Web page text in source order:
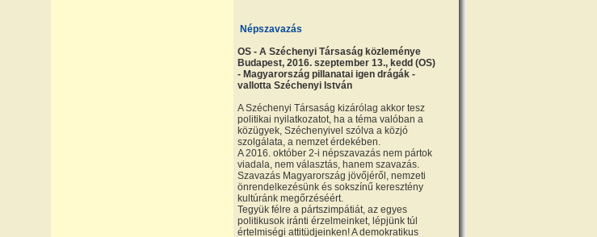
Népszavazás
OS - A Széchenyi Társaság közleménye
Budapest, 2016. szeptember 13., kedd (OS)
- Magyarország pillanatai igen drágák -
vallotta Széchenyi István
A Széchenyi Társaság kizárólag akkor tesz
politikai nyilatkozatot, ha a téma valóban a
közügyek, Széchenyivel szólva a közjó
szolgálata, a nemzet érdekében.
A 2016. október 2-i népszavazás nem pártok
viadala, nem választás, hanem szavazás.
Szavazás Magyarország jövőjéről, nemzeti
önrendelkezésünk és sokszínű keresztény
kultúránk megőrzéséért.
Tegyük félre a pártszimpátiát, az egyes
politikusok iránti érzelmeinket, lépjünk túl
értelmiségi attitüdjeinken! A demokratikus